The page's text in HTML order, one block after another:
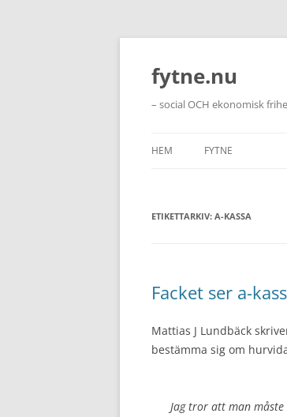
Hoppa
innehåll
fytne.nu
– social OCH ekonomisk
HEM FYTNE
ETIKETTARKIV: A-KASSA
Facket ser a-
Mattias J Lundbäck
bestämma sig om
Jag tror att man